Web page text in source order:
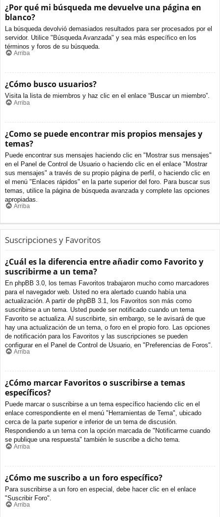
¿Por qué mi búsqueda me devuelve una página en
blanco?
La búsqueda devolvió demasiados resultados para ser procesados por el
servidor. Utilice "Búsqueda Avanzada" y sea más específico en los
términos y foros de su búsqueda.
Arriba
¿Cómo busco usuarios?
Visita la lista de miembros y haz clic en el enlace “Buscar un miembro”.
Arriba
¿Como se puede encontrar mis propios mensajes y
temas?
Puede encontrar sus mensajes haciendo clic en "Mostrar sus mensajes"
en el Panel de Control de Usuario o haciendo clic en el enlace "Mostrar
sus mensajes" a través de su propio página de perfil, o haciendo clic en
el menú "Enlaces rápidos" en la parte superior del foro. Para buscar sus
temas, utilice la página de búsqueda avanzada y complete las opciones
apropiadas.
Arriba
Suscripciones y Favoritos
¿Cuál es la diferencia entre añadir como Favorito y
suscribirme a un tema?
En phpBB 3.0, los temas Favoritos trabajaron mucho como marcadores
para el navegador web. Usted no era alertado cuando había una
actualización. A partir de phpBB 3.1, los Favoritos son más como
suscribirse a un tema. Usted puede ser notificado cuando un tema
Favorito se actualiza. Al suscribirte, sin embargo, se le avisará de que
hay una actualización de un tema, o foro en el propio foro. Las opciones
de notificación para los Favoritos y las suscripciones se pueden
configurar en el Panel de Control de Usuario, en "Preferencias de Foros".
Arriba
¿Cómo marcar Favoritos o suscribirse a temas
específicos?
Puede marcar o suscribirse a un tema específico haciendo clic en el
enlace correspondiente en el menú "Herramientas de Tema", ubicado
cerca de la parte superior e inferior de un tema de discusión.
Respondiendo a un tema con la opción marcada de "Notificarme cuando
se publique una respuesta" también le suscribe a dicho tema.
Arriba
¿Cómo me suscribo a un foro específico?
Para suscribirse a un foro en especial, debe hacer clic en el enlace
"Suscribir Foro".
Arriba